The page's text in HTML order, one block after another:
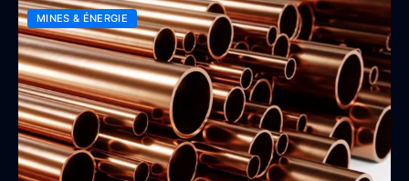
MINES & ÉNERGIE